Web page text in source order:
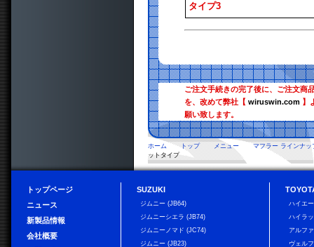
タイプ3
ご注文手続きの完了後に、ご注文商
を、改めて弊社【wiruswin.com 】
願い致します。
ホーム トップ メニュー
マフラー ラインナッ
ットタイプ
トップページ
ニュース
新製品情報
会社概要
SUZUKI
ジムニー (JB64)
ジムニーシエラ (JB74)
ジムニーノマド (JC74)
ジムニー (JB23)
ハイエ
ハイラ
アルフ
ヴェル